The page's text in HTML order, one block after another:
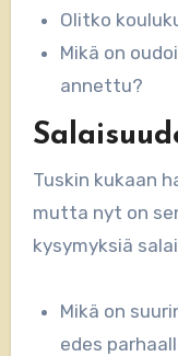
Olitko
Mikä on
annettu?
Tuskin kukaan
mutta nyt on
kysymyksiä
Mikä on
edes